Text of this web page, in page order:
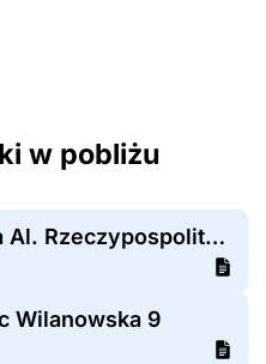
w pobliżu
Żabka - Warszawa Al. Rzeczypospolitej 18
Wilanowska 9